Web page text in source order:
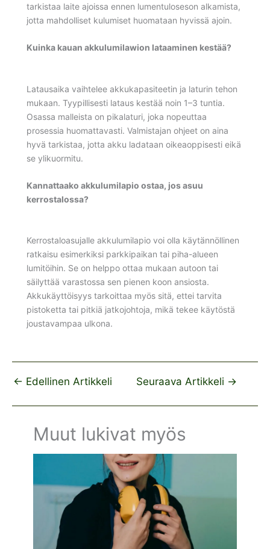
tarkistaa laite ajoissa ennen lumentuloseson alkamista,
jotta mahdolliset kulumiset huomataan hyvissä ajoin.
Kuinka kauan akkulumilawion lataaminen kestää?
Latausaika vaihtelee akkukapasiteetin ja laturin tehon
mukaan. Tyypillisesti lataus kestää noin 1–3 tuntia.
Osassa malleista on pikalaturi, joka nopeuttaa
prosessia huomattavasti. Valmistajan ohjeet on aina
hyvä tarkistaa, jotta akku ladataan oikeaoppisesti eikä
se ylikuormitu.
Kannattaako akkulumilapio ostaa, jos asuu
kerrostalossa?
Kerrostaloasujalle akkulumilapio voi olla käytännöllinen
ratkaisu esimerkiksi parkkipaikan tai piha-alueen
lumitöihin. Se on helppo ottaa mukaan autoon tai
säilyttää varastossa sen pienen koon ansiosta.
Akkukäyttöisyys tarkoittaa myös sitä, ettei tarvita
pistoketta tai pitkiä jatkojohtoja, mikä tekee käytöstä
joustavampaa ulkona.
← Edellinen Artikkeli Seuraava Artikkeli →
Muut lukivat myös